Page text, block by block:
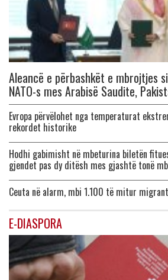
Aleancë e përbashkët e mbrojtjes
NATO-s mes Arabisë Saudite,
Evropa përvëlohet nga temperaturat
rekordet historike
Hodhi gabimisht në mbeturina biletën
gjendet pas dy ditësh mes gjashtë tonë
Ceuta në alarm, mbi 1.100 të mitur
E-DIASPORA